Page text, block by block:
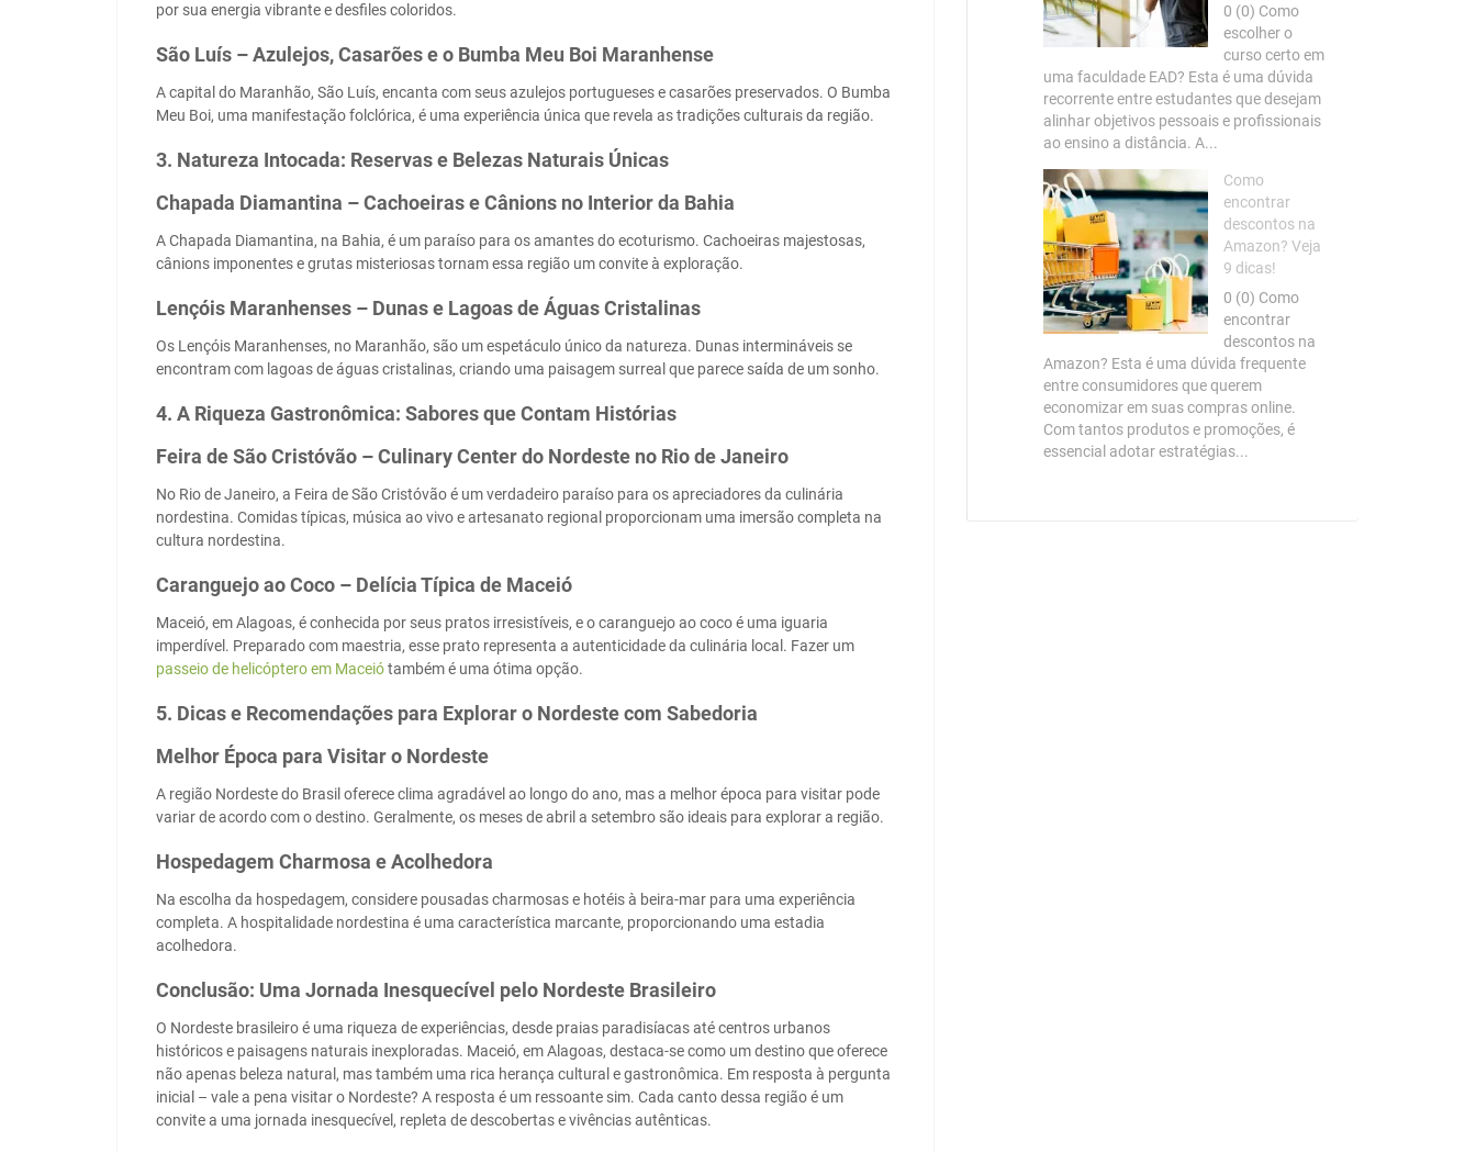
por sua energia vibrante e desfiles coloridos.
São Luís – Azulejos, Casarões e o Bumba Meu Boi Maranhense
A capital do Maranhão, São Luís, encanta com seus azulejos portugueses e casarões preservados. O Bumba
Meu Boi, uma manifestação folclórica, é uma experiência única que revela as tradições culturais da região.
3. Natureza Intocada: Reservas e Belezas Naturais Únicas
Chapada Diamantina – Cachoeiras e Cânions no Interior da Bahia
A Chapada Diamantina, na Bahia, é um paraíso para os amantes do ecoturismo. Cachoeiras majestosas,
cânions imponentes e grutas misteriosas tornam essa região um convite à exploração.
Lençóis Maranhenses – Dunas e Lagoas de Águas Cristalinas
Os Lençóis Maranhenses, no Maranhão, são um espetáculo único da natureza. Dunas intermináveis se
encontram com lagoas de águas cristalinas, criando uma paisagem surreal que parece saída de um sonho.
4. A Riqueza Gastronômica: Sabores que Contam Histórias
Feira de São Cristóvão – Culinary Center do Nordeste no Rio de Janeiro
No Rio de Janeiro, a Feira de São Cristóvão é um verdadeiro paraíso para os apreciadores da culinária
nordestina. Comidas típicas, música ao vivo e artesanato regional proporcionam uma imersão completa na
cultura nordestina.
Caranguejo ao Coco – Delícia Típica de Maceió
Maceió, em Alagoas, é conhecida por seus pratos irresistíveis, e o caranguejo ao coco é uma iguaria
imperdível. Preparado com maestria, esse prato representa a autenticidade da culinária local. Fazer um
passeio de helicóptero em Maceiótambém é uma ótima opção.
5. Dicas e Recomendações para Explorar o Nordeste com Sabedoria
Melhor Época para Visitar o Nordeste
A região Nordeste do Brasil oferece clima agradável ao longo do ano, mas a melhor época para visitar pode
variar de acordo com o destino. Geralmente, os meses de abril a setembro são ideais para explorar a região.
Hospedagem Charmosa e Acolhedora
Na escolha da hospedagem, considere pousadas charmosas e hotéis à beira-mar para uma experiência
completa. A hospitalidade nordestina é uma característica marcante, proporcionando uma estadia
acolhedora.
Conclusão: Uma Jornada Inesquecível pelo Nordeste Brasileiro
O Nordeste brasileiro é uma riqueza de experiências, desde praias paradisíacas até centros urbanos
históricos e paisagens naturais inexploradas. Maceió, em Alagoas, destaca-se como um destino que oferece
não apenas beleza natural, mas também uma rica herança cultural e gastronômica. Em resposta à pergunta
inicial – vale a pena visitar o Nordeste? A resposta é um ressoante sim. Cada canto dessa região é um
convite a uma jornada inesquecível, repleta de descobertas e vivências autênticas.
0 (0) Como
escolher o
curso certo em
uma faculdade EAD? Esta é uma dúvida
recorrente entre estudantes que desejam
alinhar objetivos pessoais e profissionais
ao ensino a distância. A...
Como
encontrar
descontos na
Amazon? Veja
9 dicas!
0 (0) Como
encontrar
descontos na
Amazon? Esta é uma dúvida frequente
entre consumidores que querem
economizar em suas compras online.
Com tantos produtos e promoções, é
essencial adotar estratégias...